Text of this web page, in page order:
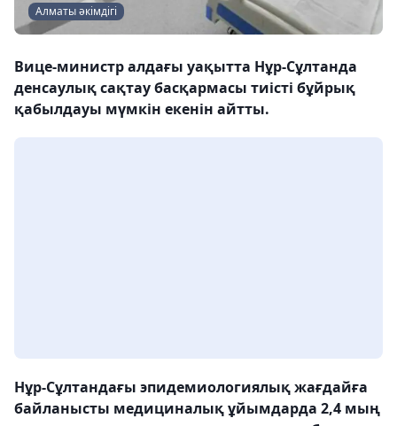
Алматы әкімдігі
Вице-министр алдағы уақытта Нұр-Сұлтанда
денсаулық сақтау басқармасы тиісті бұйрық
қабылдауы мүмкін екенін айтты.
Нұр-Сұлтандағы эпидемиологиялық жағдайға
байланысты медициналық ұйымдарда 2,4 мың